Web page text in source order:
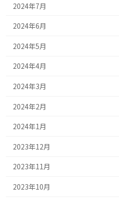
2024年7月
2024年6月
2024年5月
2024年4月
2024年3月
2024年2月
2024年1月
2023年12月
2023年11月
2023年10月